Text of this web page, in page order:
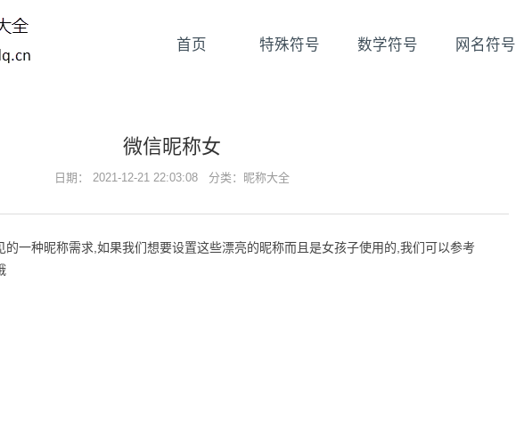
首页 特殊符号 数学符号 网名符号
微信昵称女
日期： 2021-12-21 22:03:08 分类： 昵称大全
的一种昵称需求,如果我们想要设置这些漂亮的昵称而且是女孩子使用的,我们可以参考